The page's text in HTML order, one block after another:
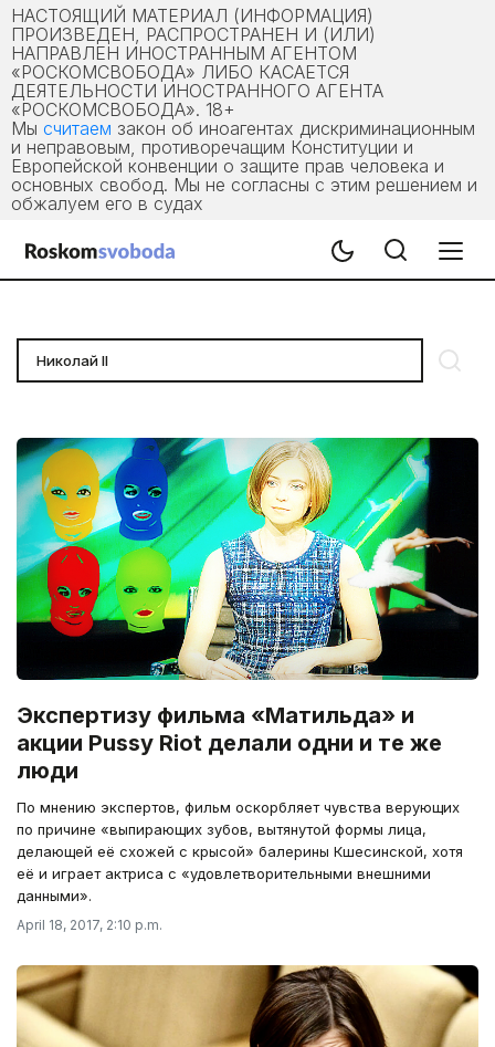
НАСТОЯЩИЙ МАТЕРИАЛ (ИНФОРМАЦИЯ)
ПРОИЗВЕДЕН, РАСПРОСТРАНЕН И (ИЛИ)
НАПРАВЛЕН ИНОСТРАННЫМ АГЕНТОМ
«РОСКОМСВОБОДА» ЛИБО КАСАЕТСЯ
ДЕЯТЕЛЬНОСТИ ИНОСТРАННОГО АГЕНТА
«РОСКОМСВОБОДА». 18+
Мы считаем закон об иноагентах дискриминационным
и неправовым, противоречащим Конституции и
Европейской конвенции о защите прав человека и
основных свобод. Мы не согласны с этим решением и
обжалуем его в судах
Экспертизу фильма «Матильда» и
акции Pussy Riot делали одни и те же
люди
По мнению экспертов, фильм оскорбляет чувства верующих
по причине «выпирающих зубов, вытянутой формы лица,
делающей её схожей с крысой» балерины Кшесинской, хотя
её и играет актриса с «удовлетворительными внешними
данными».
April 18, 2017, 2:10 p.m.